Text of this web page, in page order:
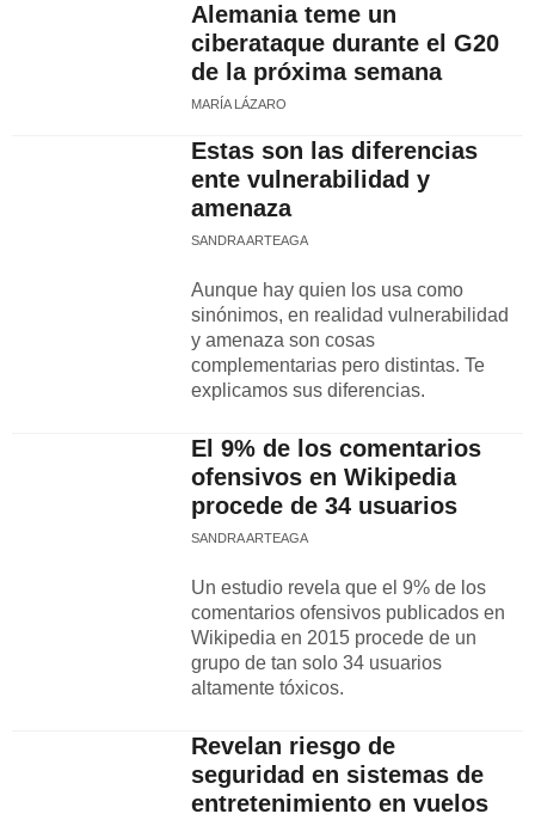
Alemania teme un
ciberataque durante el G20
de la próxima semana
MARÍA LÁZARO
Estas son las diferencias
ente vulnerabilidad y
amenaza
SANDRA ARTEAGA
Aunque hay quien los usa como
sinónimos, en realidad vulnerabilidad
y amenaza son cosas
complementarias pero distintas. Te
explicamos sus diferencias.
El 9% de los comentarios
ofensivos en Wikipedia
procede de 34 usuarios
SANDRA ARTEAGA
Un estudio revela que el 9% de los
comentarios ofensivos publicados en
Wikipedia en 2015 procede de un
grupo de tan solo 34 usuarios
altamente tóxicos.
Revelan riesgo de
seguridad en sistemas de
entretenimiento en vuelos